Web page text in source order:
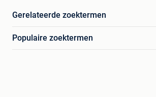
Gerelateerde zoektermen
Populaire zoektermen